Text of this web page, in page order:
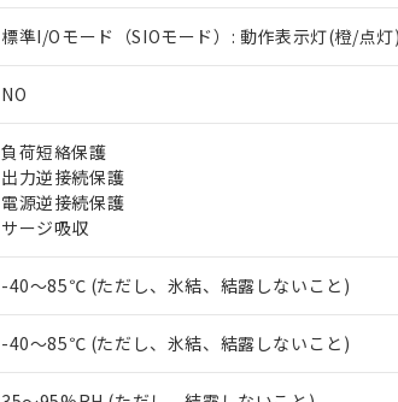
標準I/Oモード（SIOモード）: 動作表示灯(橙/点
NO
負荷短絡保護
出力逆接続保護
電源逆接続保護
サージ吸収
-40～85℃ (ただし、氷結、結露しないこと)
-40～85℃ (ただし、氷結、結露しないこと)
以下の条件をお読みいただき、同意の
当社制御機器事業取扱商品の中
在庫状況および標準価格照会結
のであり、閲覧された時点での
い。
正式な納期状況および標準価格
当社販売員にご相談ください。
対応済み：EU RoHS指令（10物質
対応予定：EU RoHS指令（10物質）
対応予定なし：EU RoHS指令（10物
仕入先様の事情により、非含有部品
があります。
*EU RoHS指令（10物質）：
ル（DBP） 1000ppm以下、フタル酸ジイソブ
※2 対応予定月
※1 中国RoHS○×表
「○」：最大均質材料含有率が中国
「×」：最大均質材料含有率が中国
*中国RoHS10物質の基準値 (GB/T26572)：
Pb(鉛) :1000ppm、 Hg(水銀) : 1000ppm、 Cd(カ
Cr(Ⅵ)(六価クロム) : 1000ppm、 PBBs(ポリ臭化
DBP(フタル酸ジブチル) : 1000ppm、 DIBP(フ
DEHP(フタル酸ビス(2-エチルヘキシル)) :
当社は規制貨物を破棄する場合
ます。
当社は貴社製品を、核兵器、ミ
置等に一切使用いたしません。
当社は、貴社製品を第三者に販
記
号
説明
○ 一定数以上の在庫あり
△ 一定数には満たないが在庫あ